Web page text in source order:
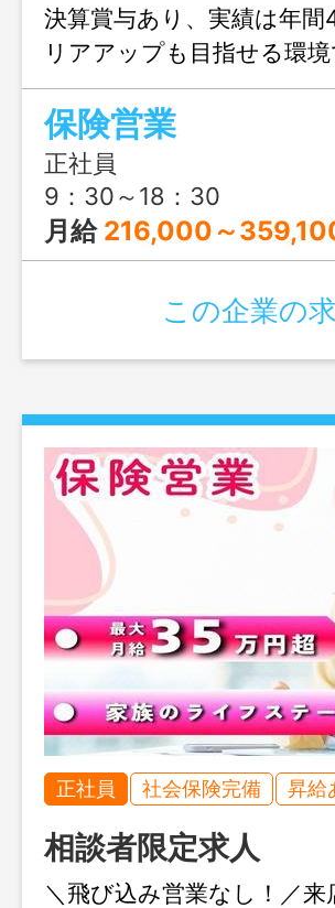
決算賞与あり、実績は年
リアアップも目指せる環境
保険営業
正社員
9：30～18：30
月給 216,000～
この企業の
正社員 社会保険完備 昇給
相談者限定求人
＼飛び込み営業なし！／